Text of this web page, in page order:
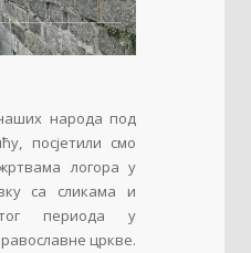
народа под
посјетили смо
логора у
са сликама и
периода у
цркве.